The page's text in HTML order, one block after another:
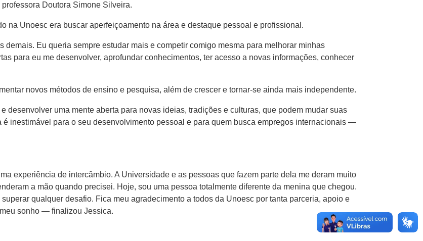
Doutora Simone Silveira.
na Unoesc era buscar aperfeiçoamento na área e destaque pessoal e profissional.
Eu queria sempre estudar mais e competir comigo mesma para melhorar minhas
para eu me desenvolver, aprofundar conhecimentos, ter acesso a novas informações, conhecer
novos métodos de ensino e pesquisa, além de crescer e tornar-se ainda mais independente.
uma mente aberta para novas ideias, tradições e culturas, que podem mudar suas
inestimável para o seu desenvolvimento pessoal e para quem busca empregos internacionais —
experiência de intercâmbio. A Universidade e as pessoas que fazem parte dela me deram muito
a mão quando precisei. Hoje, sou uma pessoa totalmente diferente da menina que chegou.
qualquer desafio. Fica meu agradecimento a todos da Unoesc por tanta parceria, apoio e
sonho — finalizou Jessica.